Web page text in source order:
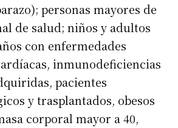
personas mayores de
de salud; niños y adultos
con enfermedades
inmunodeficiencias
pacientes
y trasplantados, obesos
corporal mayor a 40,